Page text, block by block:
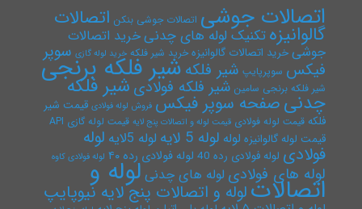
اتصالات جوشی اتصالات جوشی بنکن اتصالات
گالوانیزهتکنیک لوله های چدنیخرید اتصالات
جوشیخرید اتصالات گالوانیزه خرید شیر فلکه خرید لوله گازی سوپر
فیکس سوپرپایپ شیر فلکه شیر فلکه برنجی
شیر فلکه برنجی سامین شیر فلکه فولادی شیر فلکه
چدنیصفحه سوپر فیکس فروش لوله فولادی قیمت شیر
فلکه قیمت لوله فولادی قیمت لوله و اتصالات پنج لایه قیمت لوله گازی API
قیمت لوله گالوانیزه لوله لوله 5 لایه لوله 5لایه لوله
فولادی لوله فولادی رده 40 لوله فولادی رده ۴۰ لوله فولادی کاوه
لوله های فولادی لوله های چدنی لوله و اتصالاتلوله و اتصالات پنج لایه نیوپایپ